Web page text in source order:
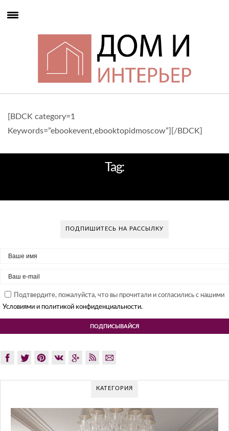
[BDCK category=1
Keywords=”ebookevent,ebooktopidmoscow”][/BDCK]
Tag:
ПОДПИШИТЕСЬ НА РАССЫЛКУ
Подтвердите, пожалуйста, что вы прочитали и согласились с нашими
Условиями и политикой конфиденциальности.
КАТЕГОРИЯ
GLAZOV DESIGN GROUP –